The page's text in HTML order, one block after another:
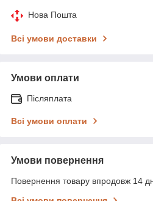
Нова Пошта
Всі умови доставки
Умови оплати
Післяплата
Всі умови оплати
Умови повернення
Повернення товару впродовж 14